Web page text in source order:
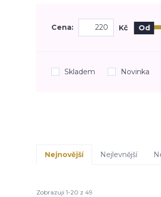
Cena: Kč Od
Skladem Novinka
Nejnovější Nejlevnější
Zobrazuji 1-20 z 49